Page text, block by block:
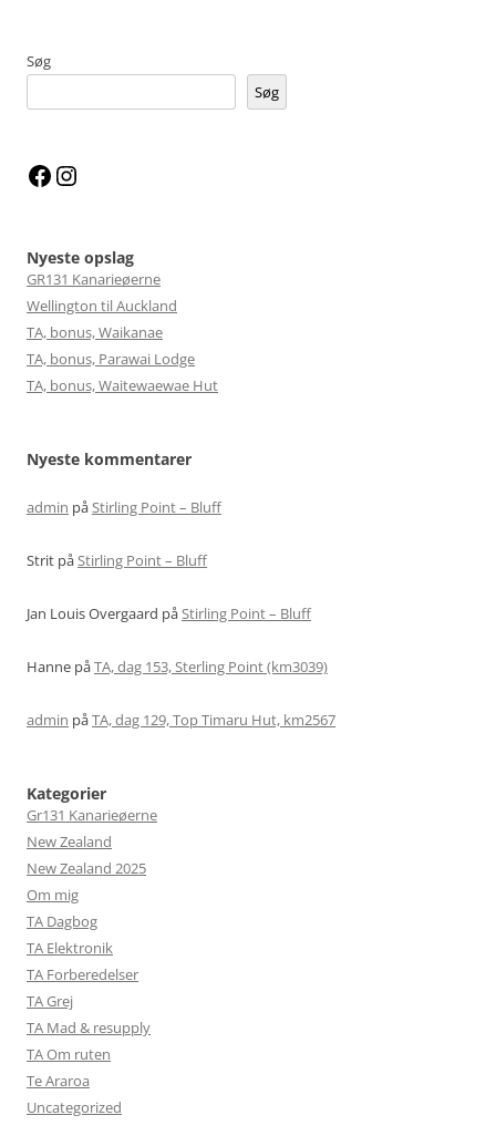
Søg
Søg
Facebook
Nyeste opslag
GR131 Kanarieøerne
Wellington til Auckland
TA, bonus, Waikanae
TA, bonus, Parawai Lodge
TA, bonus, Waitewaewae Hut
Nyeste kommentarer
admin påStirling Point – Bluff
Strit påStirling Point – Bluff
Jan Louis Overgaard påStirling Point – Bluff
Hanne påTA, dag 153, Sterling Point (km3039)
admin påTA, dag 129, Top Timaru Hut, km2567
Kategorier
Gr131 Kanarieøerne
New Zealand
New Zealand 2025
Om mig
TA Dagbog
TA Elektronik
TA Forberedelser
TA Grej
TA Mad & resupply
TA Om ruten
Te Araroa
Uncategorized